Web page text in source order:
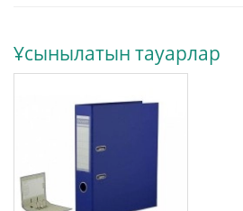
Ұсынылатын тауарлар